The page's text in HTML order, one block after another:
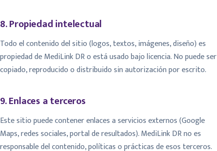
8. Propiedad intelectual
Todo el contenido del sitio (logos, textos, imágenes, diseño) es
propiedad de MediLink DR o está usado bajo licencia. No puede ser
copiado, reproducido o distribuido sin autorización por escrito.
9. Enlaces a terceros
Este sitio puede contener enlaces a servicios externos (Google
Maps, redes sociales, portal de resultados). MediLink DR no es
responsable del contenido, políticas o prácticas de esos terceros.